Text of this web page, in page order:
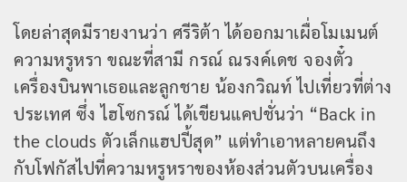
โดยล่าสุดมีรายงานว่า ศรีริต้า ได้ออกมาเผื่อโมเมนต์
ความหรูหรา ขณะที่สามี กรณ์ ณรงค์เดช จองตั๋ว
เครื่องบินพาเธอและลูกชาย น้องกวิณท์ ไปเที่ยวที่ต่าง
ประเทศ ซึ่ง ไฮโซกรณ์ ได้เขียนแคปชั่นว่า “Back in
the clouds ตัวเล็กแฮปปี้สุด” แต่ทำเอาหลายคนถึง
กับโฟกัสไปที่ความหรูหราของห้องส่วนตัวบนเครื่อง